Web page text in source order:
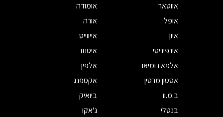
אווטאר
אומודה
אופל
אורה
איון
אייווייס
אינפיניטי
איסוזו
אלפא רומיאו
אלפין
אסטון מרטין
אקספנג
ב.מ.וו
ביואיק
בנטלי
ג'אקו